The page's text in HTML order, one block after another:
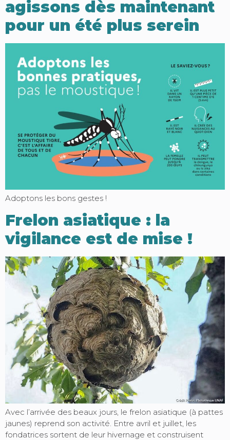
agissons dès maintenant
pour un été plus serein
Adoptons les bons gestes !
Frelon asiatique : la
vigilance est de mise !
Avec l’arrivée des beaux jours, le frelon asiatique (à pattes
jaunes) reprend son activité. Entre avril et juillet, les
fondatrices sortent de leur hivernage et construisent